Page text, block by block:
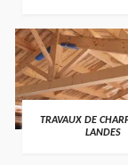
TRAVAUX DE
LANDES